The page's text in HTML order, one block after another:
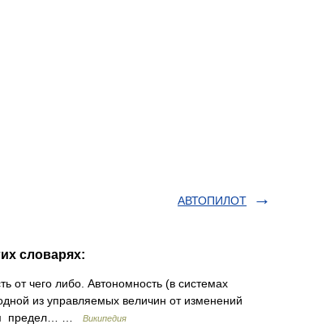
АВТОПИЛОТ
словарях:
от чего либо. Автономность (в системах
из управляемых величин от изменений
предел… …
Википедия